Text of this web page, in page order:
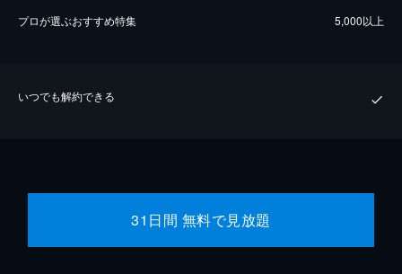
プロが選ぶおすすめ特集 5,000以上
いつでも解約できる
31日間 無料で見放題